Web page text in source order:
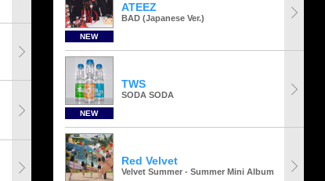
NEW
ATEEZ
BAD (Japanese Ver.)
NEW
TWS
SODA SODA
Red Velvet
Velvet Summer - Summer Mini Album